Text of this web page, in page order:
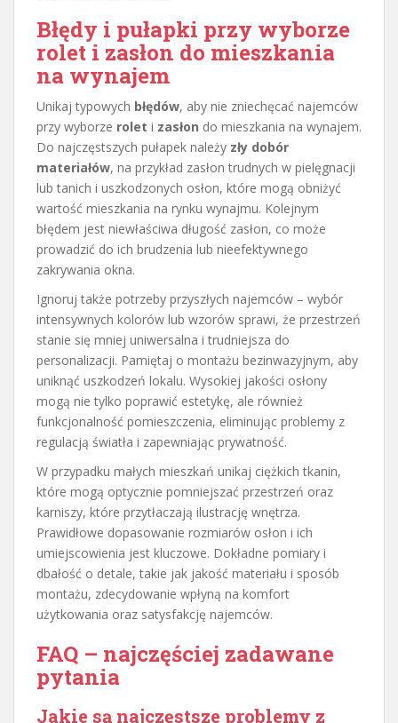
Błędy i pułapki przy wyborze
rolet i zasłon do mieszkania
na wynajem
Unikaj typowych błędów, aby nie zniechęcać najemców
przy wyborze rolet i zasłon do mieszkania na wynajem.
Do najczęstszych pułapek należy zły dobór
materiałów, na przykład zasłon trudnych w pielęgnacji
lub tanich i uszkodzonych osłon, które mogą obniżyć
wartość mieszkania na rynku wynajmu. Kolejnym
błędem jest niewłaściwa długość zasłon, co może
prowadzić do ich brudzenia lub nieefektywnego
zakrywania okna.
Ignoruj także potrzeby przyszłych najemców – wybór
intensywnych kolorów lub wzorów sprawi, że przestrzeń
stanie się mniej uniwersalna i trudniejsza do
personalizacji. Pamiętaj o montażu bezinwazyjnym, aby
uniknąć uszkodzeń lokalu. Wysokiej jakości osłony
mogą nie tylko poprawić estetykę, ale również
funkcjonalność pomieszczenia, eliminując problemy z
regulacją światła i zapewniając prywatność.
W przypadku małych mieszkań unikaj ciężkich tkanin,
które mogą optycznie pomniejszać przestrzeń oraz
karniszy, które przytłaczają ilustrację wnętrza.
Prawidłowe dopasowanie rozmiarów osłon i ich
umiejscowienia jest kluczowe. Dokładne pomiary i
dbałość o detale, takie jak jakość materiału i sposób
montażu, zdecydowanie wpłyną na komfort
użytkowania oraz satysfakcję najemców.
FAQ – najczęściej zadawane
pytania
Jakie są najczęstsze problemy z